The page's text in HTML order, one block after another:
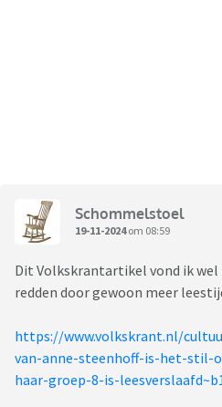
Schommelstoel
19-11-2024om 08:59
Dit Volkskrantartikel vond ik wel
redden door gewoon meer
https://www.volkskrant.nl/
van-anne-steenhoff-is-het-stil-
haar-groep-8-is-